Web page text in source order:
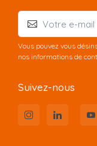
Vous pouvez vous
nos informations de
Suivez-nous